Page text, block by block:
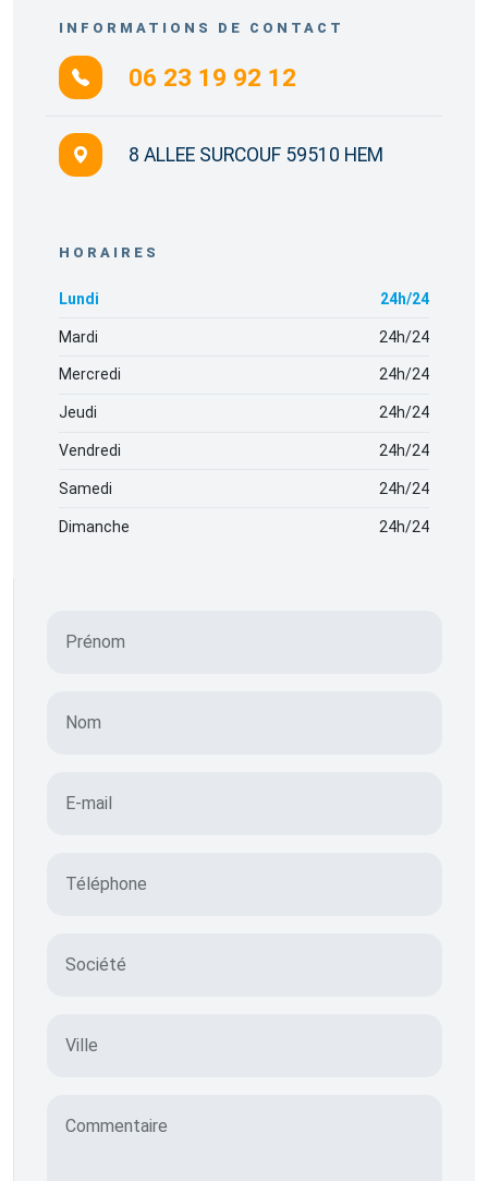
INFORMATIONS DE CONTACT
06 23 19 92 12
8 ALLEE SURCOUF 59510 HEM
HORAIRES
Lundi 24h/24
Mardi 24h/24
Mercredi 24h/24
Jeudi 24h/24
Vendredi 24h/24
Samedi 24h/24
Dimanche 24h/24
Prénom
Nom
E-mail
Téléphone
Société
Ville
Commentaire